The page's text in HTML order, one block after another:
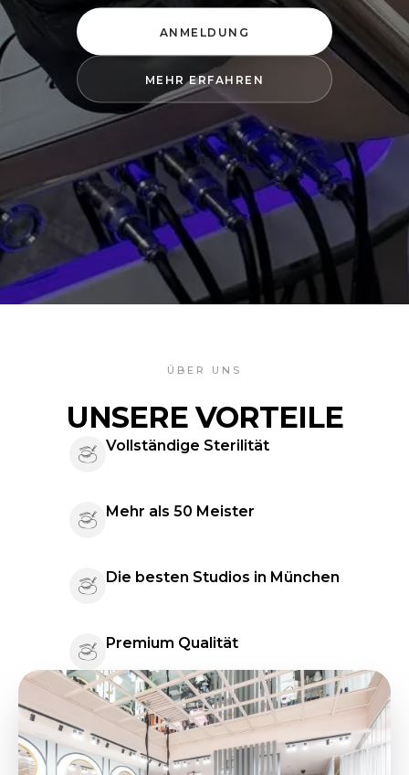
ANMELDUNG
MEHR ERFAHREN
ÜBER UNS
UNSERE VORTEILE
Vollständige Sterilität
Mehr als 50 Meister
Die besten Studios in München
Premium Qualität